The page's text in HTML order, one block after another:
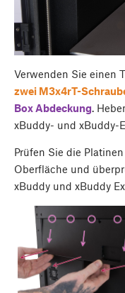
Verwenden Sie einen
zwei M3x4rT-
Box Abdeckung.
xBuddy- und xBuddy-
Prüfen Sie die
Oberfläche und
xBuddy und xBuddy